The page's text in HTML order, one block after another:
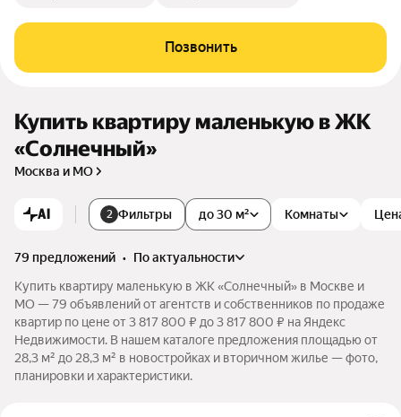
Позвонить
Купить квартиру маленькую в ЖК
«Солнечный»
Москва и МО
AI 2 Фильтры Комнаты
до 30 м²
79 предложений •
по актуальности
Купить квартиру маленькую в ЖК «Солнечный» в Москве и
МО — 79 объявлений от агентств и собственников по продаже
квартир по цене от 3 817 800 ₽ до 3 817 800 ₽ на Яндекс
Недвижимости. В нашем каталоге предложения площадью от
28,3 м² до 28,3 м² в новостройках и вторичном жилье — фото,
планировки и характеристики.